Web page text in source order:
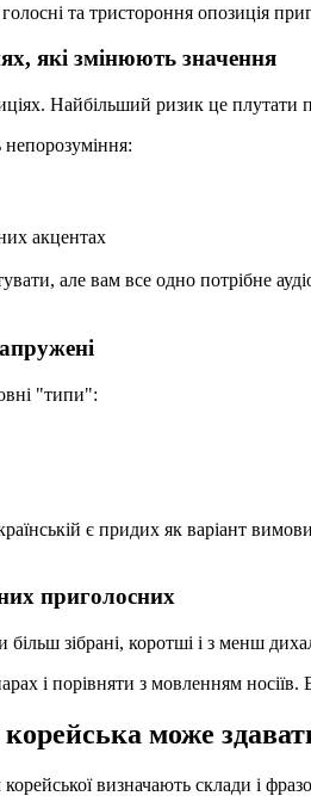
та тристороння опозиція
які змінюють значення
Найбільший ризик це плутати
акцентах
але вам все одно потрібне
"типи":
є придих як варіант
приголосних
зібрані, коротші і з менш
і порівняти з мовленням
корейська може
визначають склади і